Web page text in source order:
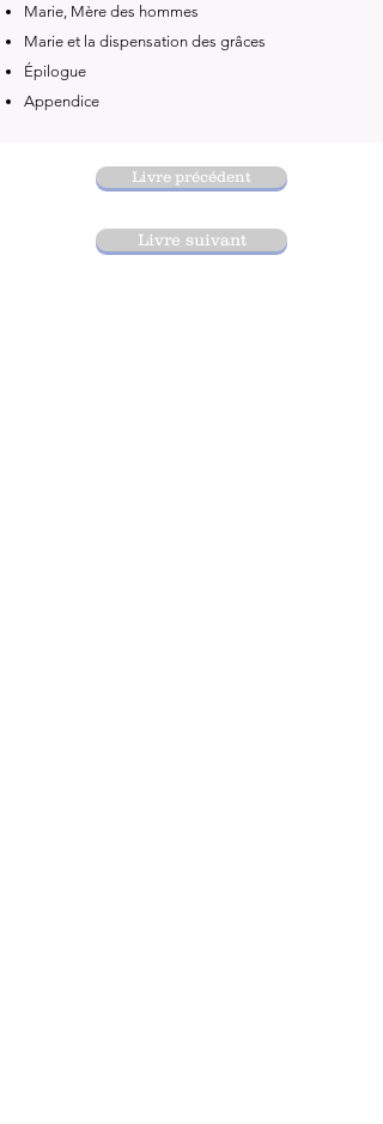
Marie, Mère des hommes
Marie et la dispensation des grâces
Épilogue
Appendice
Livre précédent
Livre suivant